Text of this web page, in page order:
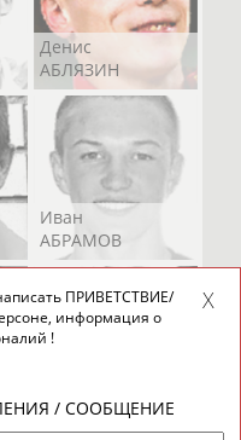
Денис
АБЛЯЗИН
Иван
АБРАМОВ
АБРАМОВА
ПРИВЕТСТВИЕ/
информация о
!
/ СООБЩЕНИЕ